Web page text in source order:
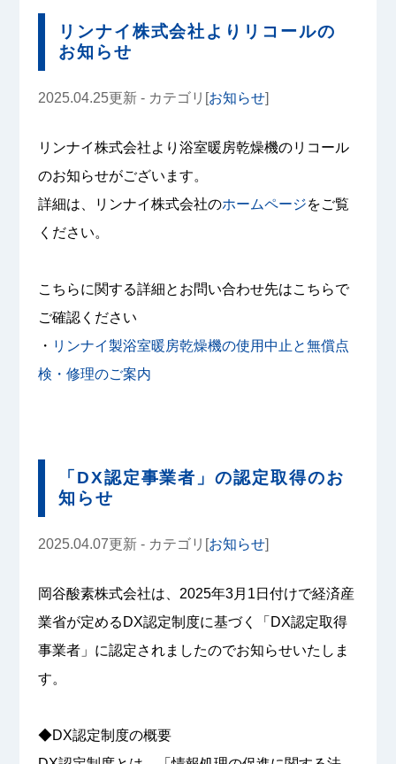
リンナイ株式会社よりリコールの
お知らせ
2025.04.25更新 - カテゴリ[お知らせ]
リンナイ株式会社より浴室暖房乾燥機のリコール
のお知らせがございます。
詳細は、リンナイ株式会社のホームページをご覧
ください。
こちらに関する詳細とお問い合わせ先はこちらで
ご確認ください
・ リンナイ製浴室暖房乾燥機の使用中止と無償点
検・修理のご案内
「DX認定事業者」の認定取得のお
知らせ
2025.04.07更新 - カテゴリ[お知らせ]
岡谷酸素株式会社は、2025年3月1日付けで経済産
業省が定めるDX認定制度に基づく「DX認定取得
事業者」に認定されましたのでお知らせいたしま
す。
◆DX認定制度の概要